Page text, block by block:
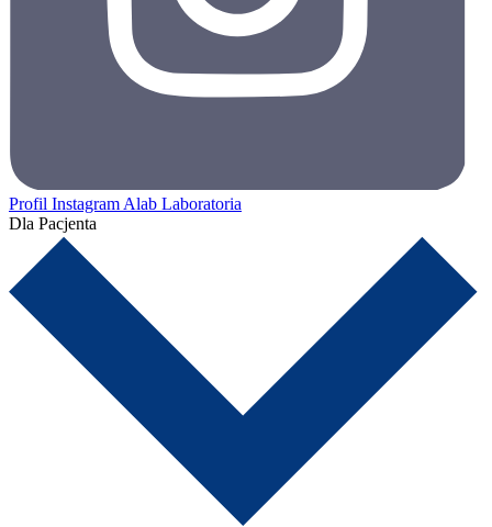
Profil Instagram Alab Laboratoria
Dla Pacjenta